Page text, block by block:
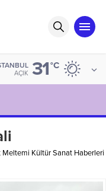
AÇIK 31°C
Meltemi Kültür Sanat Haberleri